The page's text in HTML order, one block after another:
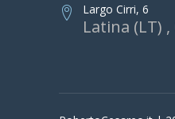
Largo Cirri, 6
Latina (LT)